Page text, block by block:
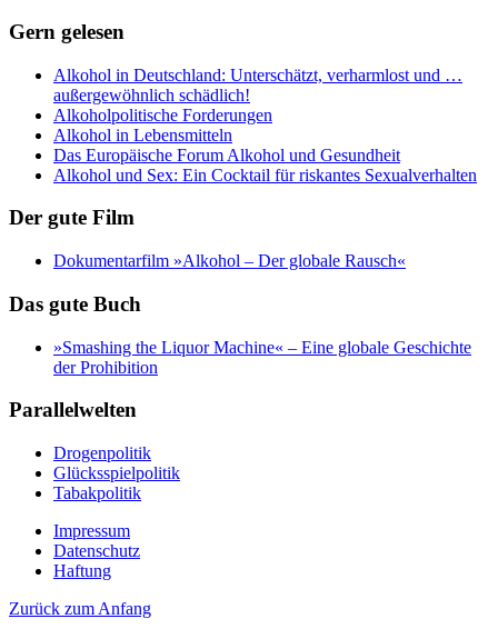
Gern gelesen
Alkohol in Deutschland: Unterschätzt, verharmlost und …
außergewöhnlich schädlich!
Alkoholpolitische Forderungen
Alkohol in Lebensmitteln
Das Europäische Forum Alkohol und Gesundheit
Alkohol und Sex: Ein Cocktail für riskantes Sexualverhalten
Der gute Film
Dokumentarfilm »Alkohol – Der globale Rausch«
Das gute Buch
»Smashing the Liquor Machine« ‒ Eine globale Geschichte
der Prohibition
Parallelwelten
Drogenpolitik
Glücksspielpolitik
Tabakpolitik
Impressum
Datenschutz
Haftung
Zurück zum Anfang